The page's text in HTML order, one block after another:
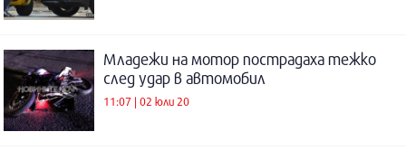
Младежи на мотор пострадаха тежко
след удар в автомобил
11:07 | 02 юли 20